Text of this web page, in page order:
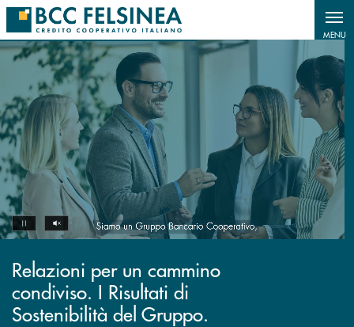
Salta al contenuto principale
MENU
Pause
Volume off
Relazioni per un cammino
condiviso. I Risultati di
Sostenibilità del Gruppo.